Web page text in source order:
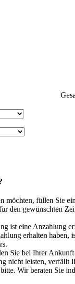
möchten, füllen Sie
den gewünschten
ist eine Anzahlung
erhalten haben,
Sie bei Ihrer Ankunft
nicht leisten, verfällt
bitte. Wir beraten Sie